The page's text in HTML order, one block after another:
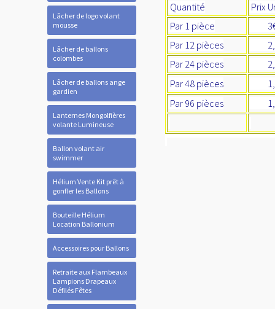
Lâcher de logo volant
mousse
Lâcher de ballons
colombes
Lâcher de ballons ange
gardien
Lanternes Mongolfières
volante Lumineuse
Ballon volant air
swimmer
Hélium Vente Kit prêt à
gonfler les Ballons
Bouteille Hélium
Location Ballonium
Accessoires pour Ballons
Retraite aux Flambeaux
Lampions Drapeaux
Défilés Fêtes
Quantité
Prix
Par 1 pièce
Par 12 pièces
Par 24 pièces
Par 48 pièces
Par 96 pièces